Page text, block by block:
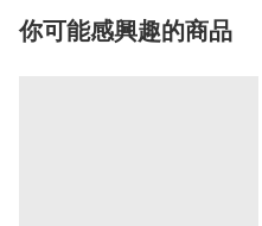
你可能感興趣的商品